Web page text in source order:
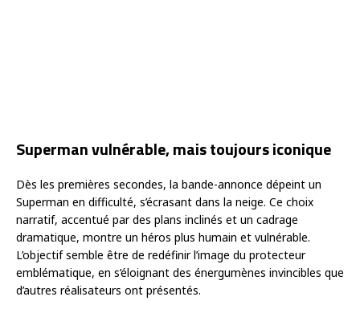
Superman vulnérable, mais toujours iconique
Dès les premières secondes, la bande-annonce dépeint un
Superman en difficulté, s’écrasant dans la neige. Ce choix
narratif, accentué par des plans inclinés et un cadrage
dramatique, montre un héros plus humain et vulnérable.
L’objectif semble être de redéfinir l’image du protecteur
emblématique, en s’éloignant des énergumènes invincibles que
d’autres réalisateurs ont présentés.